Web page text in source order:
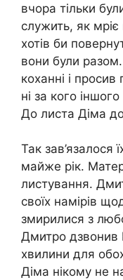
вчора тільки
служить, як
хотів би
вони були разом.
коханні і
ні за кого
До листа Діма
Так зав’язалося
майже рік.
листування.
своїх намірів
змирилися з
Дмитро дзвонив
хвилини для
Діма нікому не